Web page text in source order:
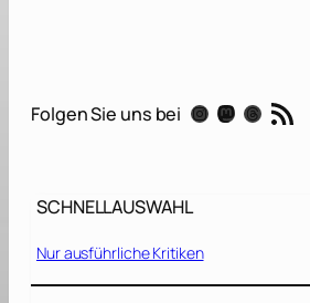
t
o
s
m
0
9
]
Folgen Sie uns bei Instagram Mastodon Threads RSS-Feed
SCHNELLAUSWAHL
Nur ausführliche Kritiken